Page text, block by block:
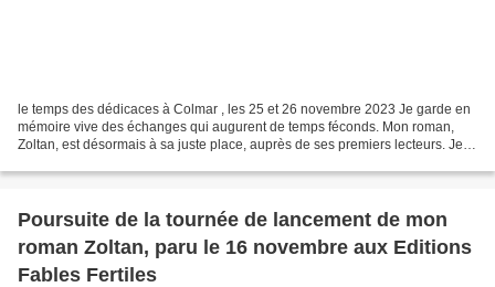
le temps des dédicaces à Colmar , les 25 et 26 novembre 2023 Je garde en
mémoire vive des échanges qui augurent de temps féconds. Mon roman,
Zoltan, est désormais à sa juste place, auprès de ses premiers lecteurs. Je
Poursuite de la tournée de lancement de mon
roman Zoltan, paru le 16 novembre aux Editions
Fables Fertiles